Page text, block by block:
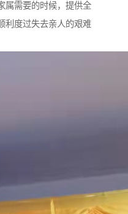
属需要的时候，提供全
利度过失去亲人的艰难